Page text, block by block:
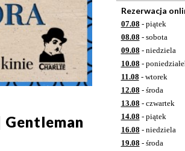
Gentleman
Rezerwacja
07.08 - piątek
08.08 - sobota
09.08 - niedziela
10.08 -
11.08 - wtorek
12.08 - środa
13.08 - czwartek
14.08 - piątek
16.08 - niedziela
19.08 - środa